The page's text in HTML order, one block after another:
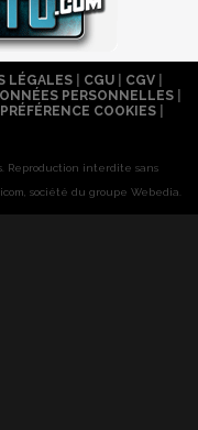
LÉGALES| CGU| CGV|
PERSONNELLES
PRÉFÉRENCE COOKIES
Reproduction interdite sans
société du groupe Webedia.